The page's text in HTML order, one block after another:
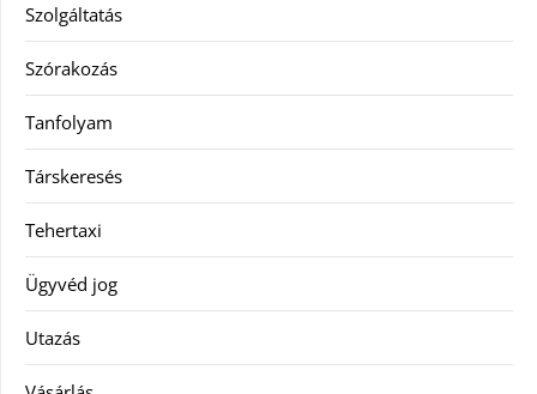
Szolgáltatás
Szórakozás
Tanfolyam
Társkeresés
Tehertaxi
Ügyvéd jog
Utazás